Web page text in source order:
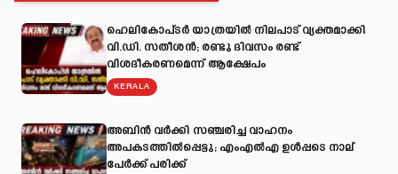
ഹെലികോപ്ടർ യാത്രയിൽ നിലപാട് വ്യക്തമാക്കി
വി.ഡി. സതീശൻ; രണ്ടു ദിവസം രണ്ട്
വിശദീകരണമെന്ന് ആക്ഷേപം
KERALA
അബിന്‍ വര്‍ക്കി സഞ്ചരിച്ച വാഹനം
അപകടത്തില്‍പ്പെട്ടു; എംഎല്‍എ ഉള്‍പ്പടെ നാല്
പേര്‍ക്ക് പരിക്ക്